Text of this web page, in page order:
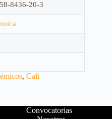
8436-20-3
, Cali
Convocatorias